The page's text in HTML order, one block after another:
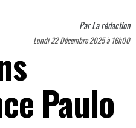
ParLa rédaction
Lundi 22 Décembre 2025 à 16h00
Paulo